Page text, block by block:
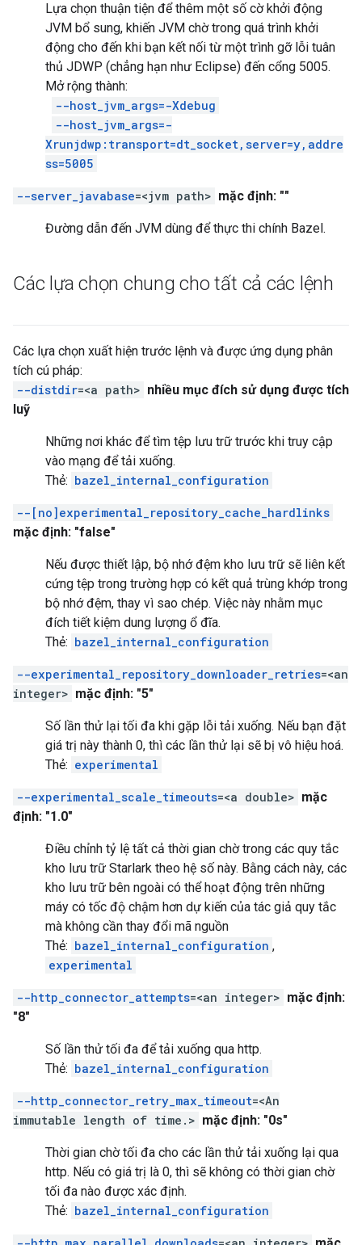
Lựa chọn thuận tiện để thêm một số cờ khởi động
JVM bổ sung, khiến JVM chờ trong quá trình khởi
động cho đến khi bạn kết nối từ một trình gỡ lỗi tuân
thủ JDWP (chẳng hạn như Eclipse) đến cổng 5005.
Mở rộng thành:
--host_jvm_args=-Xdebug
--host_jvm_args=-
Xrunjdwp:transport=dt_socket,server=y,addre
ss=5005
--server_javabase=<jvm path> mặc định: ""
Đường dẫn đến JVM dùng để thực thi chính Bazel.
Các lựa chọn chung cho tất cả các lệnh
Các lựa chọn xuất hiện trước lệnh và được ứng dụng phân
tích cú pháp:
--distdir=<a path> nhiều mục đích sử dụng được tích
luỹ
Những nơi khác để tìm tệp lưu trữ trước khi truy cập
vào mạng để tải xuống.
Thẻ: bazel_internal_configuration
--[no]experimental_repository_cache_hardlinks
mặc định: "false"
Nếu được thiết lập, bộ nhớ đệm kho lưu trữ sẽ liên kết
cứng tệp trong trường hợp có kết quả trùng khớp trong
bộ nhớ đệm, thay vì sao chép. Việc này nhằm mục
đích tiết kiệm dung lượng ổ đĩa.
Thẻ: bazel_internal_configuration
--experimental_repository_downloader_retries=<an
integer> mặc định: "5"
Số lần thử lại tối đa khi gặp lỗi tải xuống. Nếu bạn đặt
giá trị này thành 0, thì các lần thử lại sẽ bị vô hiệu hoá.
Thẻ: experimental
--experimental_scale_timeouts=<a double> mặc
định: "1.0"
Điều chỉnh tỷ lệ tất cả thời gian chờ trong các quy tắc
kho lưu trữ Starlark theo hệ số này. Bằng cách này, các
kho lưu trữ bên ngoài có thể hoạt động trên những
máy có tốc độ chậm hơn dự kiến của tác giả quy tắc
mà không cần thay đổi mã nguồn
Thẻ: bazel_internal_configuration ,
experimental
--http_connector_attempts=<an integer> mặc định:
"8"
Số lần thử tối đa để tải xuống qua http.
Thẻ: bazel_internal_configuration
--http_connector_retry_max_timeout=<An
immutable length of time.> mặc định: "0s"
Thời gian chờ tối đa cho các lần thử tải xuống lại qua
http. Nếu có giá trị là 0, thì sẽ không có thời gian chờ
tối đa nào được xác định.
Thẻ: bazel_internal_configuration